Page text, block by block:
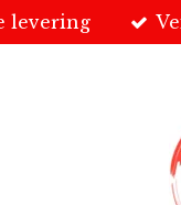
levering